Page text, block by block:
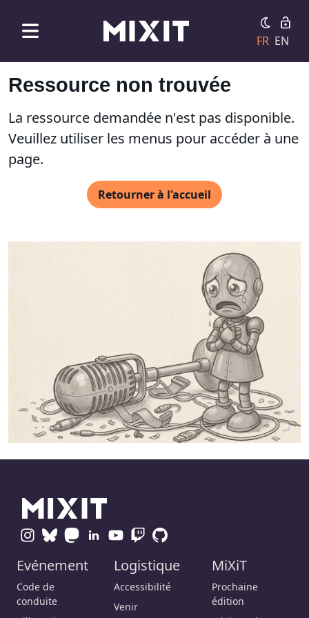
FR EN
Ressource non trouvée
La ressource demandée n'est pas disponible.
Veuillez utiliser les menus pour accéder à une
page.
Retourner à l'accueil
Evénement
Code de
conduite
Logistique
Accessibilité
Venir
MiXiT
Prochaine
édition